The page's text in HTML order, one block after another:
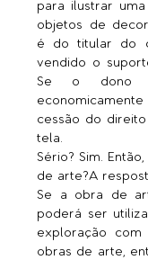
para ilustrar
objetos de
é do titular do
vendido o
Se o dono
cessão do
tela.
Sério? Sim.
de arte?A
Se a obra de
poderá ser
exploração com
obras de arte,